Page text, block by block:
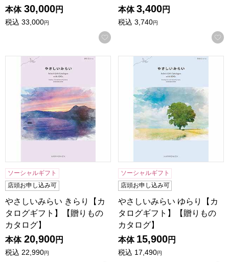
本体 30,000円
税込 33,000円
お気に入りに登録する
本体 3,400円
税込 3,740円
やさしいみらい きらり【カタログギフト】【贈りものカタ
ソーシャルギフト
店頭お申し込み可
やさしいみらい きらり【カ
タログギフト】【贈りもの
カタログ】
本体 20,900円
税込 22,990円
やさしいみらい ゆらり【カ
ソーシャルギフト
店頭お申し込み可
やさしいみらい ゆらり【カ
タログギフト】【贈りもの
カタログ】
本体 15,900円
税込 17,490円